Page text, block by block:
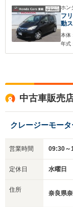
ホン
フ
動
キ
本体
年式
中古車販売
クレージーモー
営業時間 09:30～
定休日 水曜日
住所 奈良県
※次回